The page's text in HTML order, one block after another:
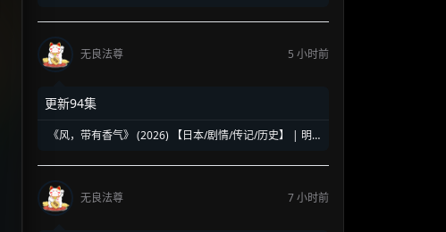
无良法尊 5 小时前
更新94集
《风，带有香气》 (2026) 【日本/剧情/传记/历史】 | 明
醒之路
无良法尊
7 小时前